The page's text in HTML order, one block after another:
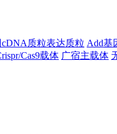
质粒表达质粒 Add基
Cas9载体 广宿主载体